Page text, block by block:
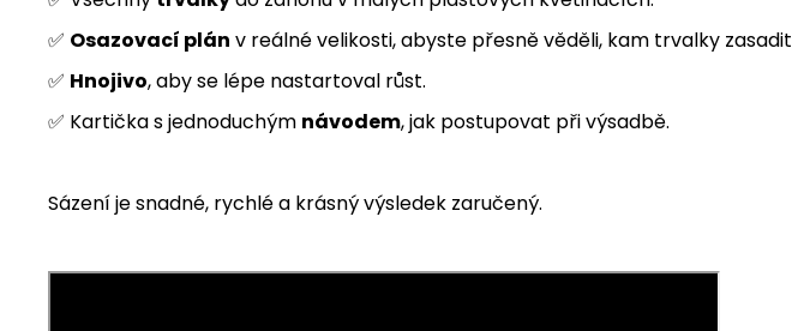
✅ Osazovací plán v reálné velikosti, abyste přesně věděli, kam trvalky zasadit
✅ Hnojivo, aby se lépe nastartoval růst.
✅ Kartička s jednoduchým návodem, jak postupovat při výsadbě.
Sázení je snadné, rychlé a krásný výsledek zaručený.